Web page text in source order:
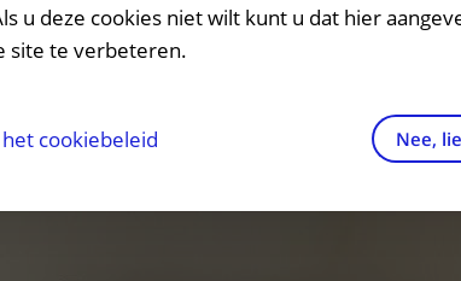
met kinderen en ouders
en rechten
en route
plattegrond
u deze cookies niet wilt kunt u dat hier
site te verbeteren.
cookiebeleid Nee,